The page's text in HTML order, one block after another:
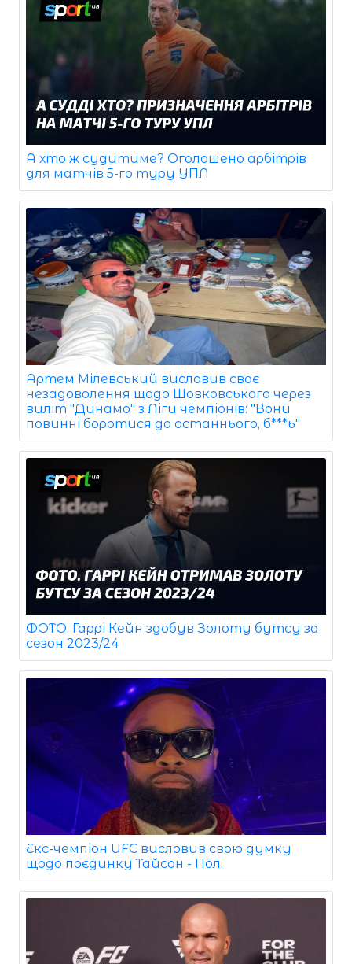
А хто ж судитиме? Оголошено арбітрів
для матчів 5-го туру УПЛ
Артем Мілевський висловив своє
незадоволення щодо Шовковського через
виліт "Динамо" з Ліги чемпіонів: "Вони
повинні боротися до останнього, б***ь"
ФОТО. Гаррі Кейн здобув Золоту бутсу за
сезон 2023/24
Екс-чемпіон UFC висловив свою думку
щодо поєдинку Тайсон - Пол.